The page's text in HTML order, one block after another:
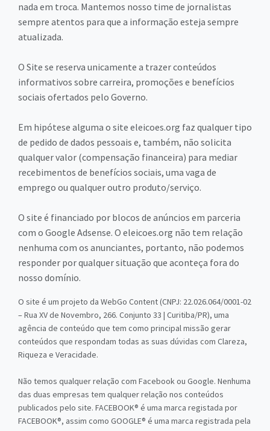
nada em troca. Mantemos nosso time de jornalistas
sempre atentos para que a informação esteja sempre
atualizada.
O Site se reserva unicamente a trazer conteúdos
informativos sobre carreira, promoções e benefícios
sociais ofertados pelo Governo.
Em hipótese alguma o site eleicoes.org faz qualquer tipo
de pedido de dados pessoais e, também, não solicita
qualquer valor (compensação financeira) para mediar
recebimentos de benefícios sociais, uma vaga de
emprego ou qualquer outro produto/serviço.
O site é financiado por blocos de anúncios em parceria
com o Google Adsense. O eleicoes.org não tem relação
nenhuma com os anunciantes, portanto, não podemos
responder por qualquer situação que aconteça fora do
nosso domínio.
O site é um projeto da WebGo Content (CNPJ: 22.026.064/0001-02
– Rua XV de Novembro, 266. Conjunto 33 | Curitiba/PR), uma
agência de conteúdo que tem como principal missão gerar
conteúdos que respondam todas as suas dúvidas com Clareza,
Riqueza e Veracidade.
Não temos qualquer relação com Facebook ou Google. Nenhuma
das duas empresas tem qualquer relação nos conteúdos
publicados pelo site. FACEBOOK® é uma marca registada por
FACEBOOK®, assim como GOOGLE® é uma marca registrada pela